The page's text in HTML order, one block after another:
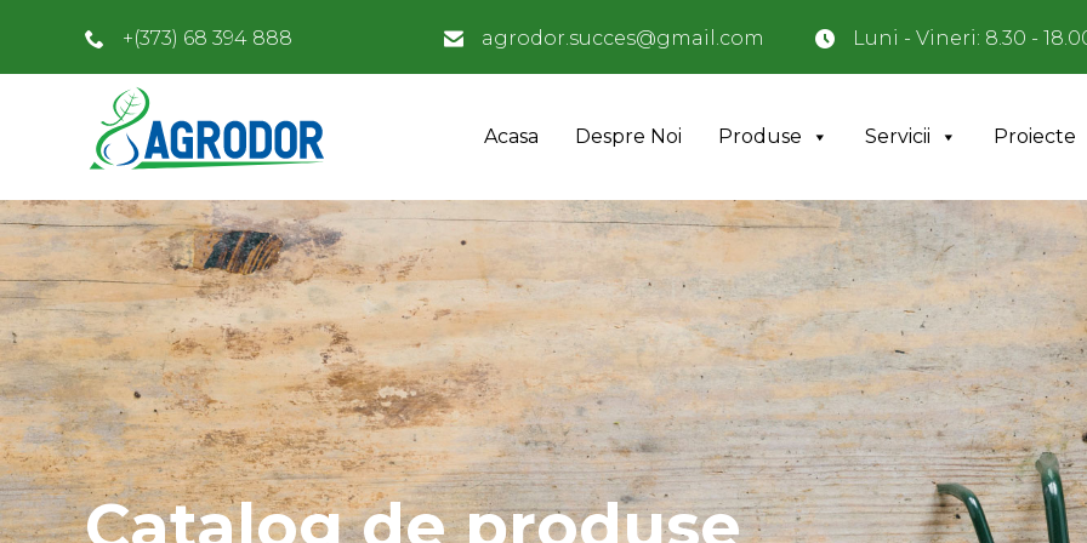
+(373) 68 394 888 agrodor.succes@gmail.com Luni - Vineri: 8.30 -
Acasa Despre Noi Produse Servicii Proiecte
Catalog de produse